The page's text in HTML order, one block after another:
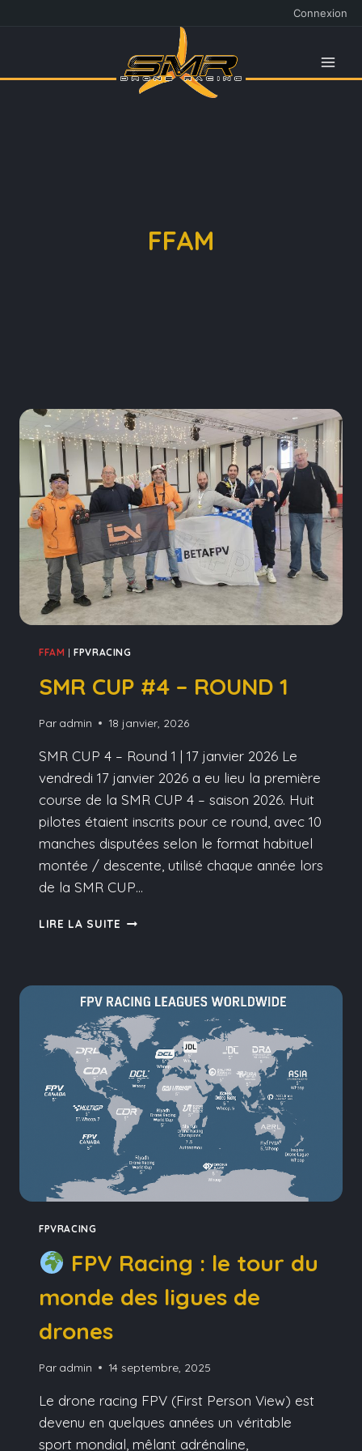
Connexion
contenu
FFAM
FFAM |FPVRACING
SMR CUP #4 – ROUND 1
Par admin 18 janvier, 2026
SMR CUP 4 – Round 1 | 17 janvier 2026 Le
vendredi 17 janvier 2026 a eu lieu la première
course de la SMR CUP 4 – saison 2026. Huit
pilotes étaient inscrits pour ce round, avec 10
manches disputées selon le format habituel
montée / descente, utilisé chaque année lors
de la SMR CUP…
LIRE LA SUITE SMR
ROUND
1
FPVRACING
FPV Racing : le tour du
monde des ligues de
drones
Par admin 14 septembre, 2025
Le drone racing FPV (First Person View) est
devenu en quelques années un véritable
sport mondial, mêlant adrénaline,